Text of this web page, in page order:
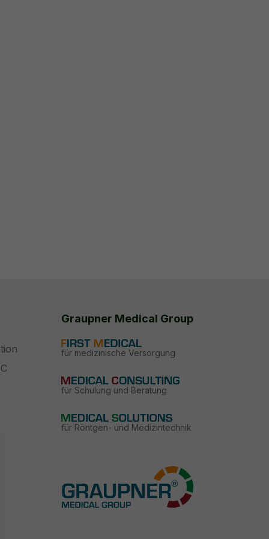
Graupner Medical Group
für medizinische Versorgung
für Schulung und Beratung
für Röntgen- und Medizintechnik